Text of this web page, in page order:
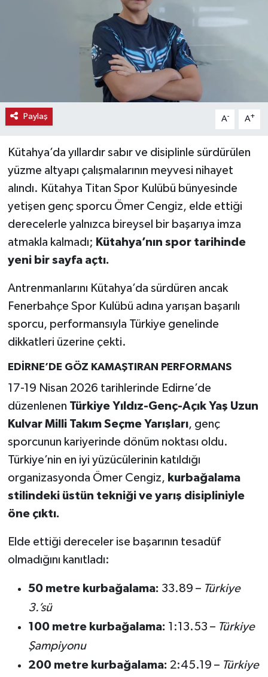
Paylaş A- A+
Kütahya’da yıllardır sabır ve disiplinle sürdürülen
yüzme altyapı çalışmalarının meyvesi nihayet
alındı. Kütahya Titan Spor Kulübü bünyesinde
yetişen genç sporcu Ömer Cengiz, elde ettiği
derecelerle yalnızca bireysel bir başarıya imza
atmakla kalmadı; Kütahya’nın spor tarihinde
yeni bir sayfa açtı.
Antrenmanlarını Kütahya’da sürdüren ancak
Fenerbahçe Spor Kulübü adına yarışan başarılı
sporcu, performansıyla Türkiye genelinde
dikkatleri üzerine çekti.
EDİRNE’DE GÖZ KAMAŞTIRAN PERFORMANS
17-19 Nisan 2026 tarihlerinde Edirne’de
düzenlenen Türkiye Yıldız-Genç-Açık Yaş Uzun
Kulvar Milli Takım Seçme Yarışları, genç
sporcunun kariyerinde dönüm noktası oldu.
Türkiye’nin en iyi yüzücülerinin katıldığı
organizasyonda Ömer Cengiz, kurbağalama
stilindeki üstün tekniği ve yarış disipliniyle
öne çıktı.
Elde ettiği dereceler ise başarının tesadüf
olmadığını kanıtladı:
50 metre kurbağalama: 33.89 – Türkiye
3.’sü
100 metre kurbağalama: 1:13.53 – Türkiye
Şampiyonu
200 metre kurbağalama: 2:45.19 – Türkiye
Kültür-Sanat
Resmi İlanlar
Seri İlan
Siyaset
Spor
Teknoloji
Vefat Haberleri
Yaşam